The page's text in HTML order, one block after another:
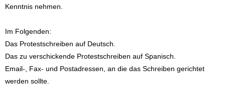
Kenntnis nehmen.
Im Folgenden:
Das Protestschreiben auf Deutsch.
Das zu verschickende Protestschreiben auf Spanisch.
Email-, Fax- und Postadressen, an die das Schreiben gerichtet
werden sollte.